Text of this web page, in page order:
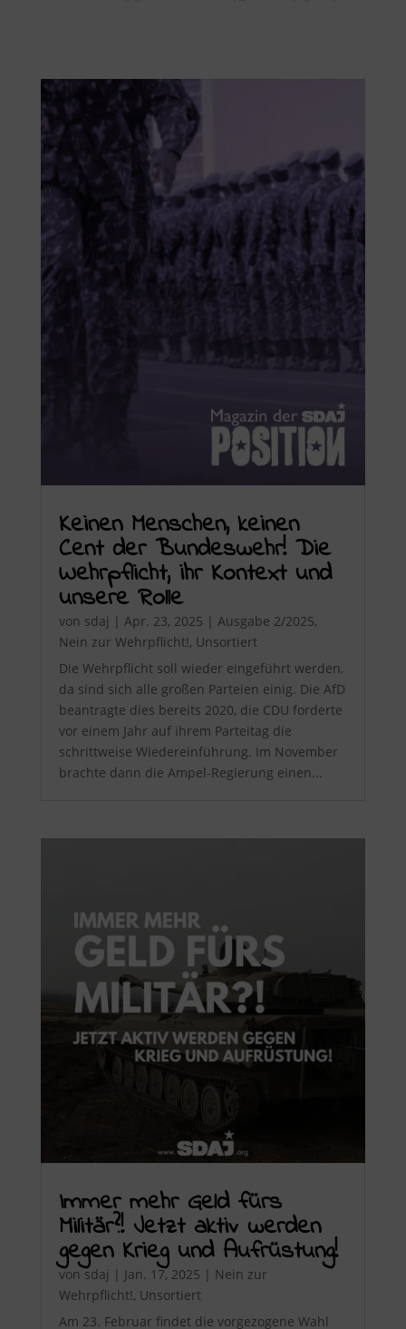
Keinen Menschen, keinen
Cent der Bundeswehr! Die
Wehrpflicht, ihr Kontext und
unsere Rolle
von sdaj | Apr. 23, 2025 | Ausgabe 2/2025,
Nein zur Wehrpflicht!, Unsortiert
Die Wehrpflicht soll wieder eingeführt werden,
da sind sich alle großen Parteien einig. Die AfD
beantragte dies bereits 2020, die CDU forderte
vor einem Jahr auf ihrem Parteitag die
schrittweise Wiedereinführung. Im November
brachte dann die Ampel-Regierung einen...
Immer mehr Geld fürs
Militär?! Jetzt aktiv werden
gegen Krieg und Aufrüstung!
von sdaj | Jan. 17, 2025 | Nein zur
Wehrpflicht!, Unsortiert
Am 23. Februar findet die vorgezogene Wahl